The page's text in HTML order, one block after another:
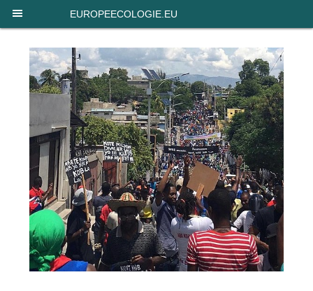
EUROPEECOLOGIE.EU